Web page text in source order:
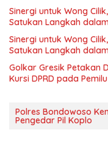
Sinergi untuk Wong
Satukan Langkah
Sinergi untuk Wong
Satukan Langkah
Golkar Gresik Petakan
Kursi DPRD pada
Polres Bondowoso
Pengedar Pil Koplo